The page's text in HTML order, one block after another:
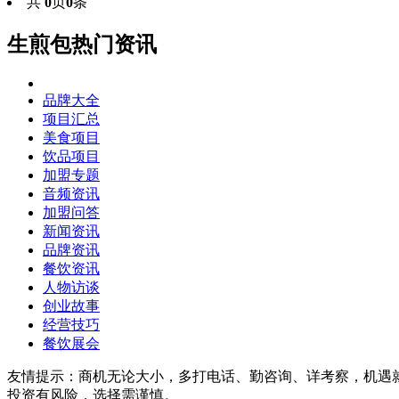
生煎包热门资讯
品牌大全
项目汇总
美食项目
饮品项目
加盟专题
音频资讯
加盟问答
新闻资讯
品牌资讯
餐饮资讯
人物访谈
创业故事
经营技巧
餐饮展会
友情提示：商机无论大小，多打电话、勤咨询、详考察，机遇
投资有风险，选择需谨慎。